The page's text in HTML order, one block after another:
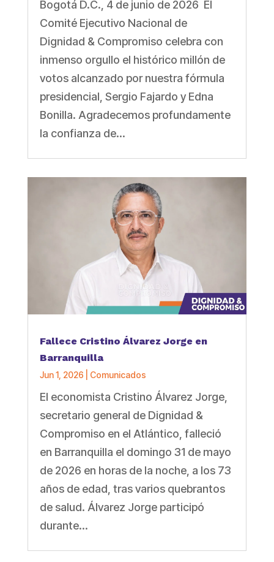
Bogotá D.C., 4 de junio de 2026 El
Comité Ejecutivo Nacional de
Dignidad & Compromiso celebra con
inmenso orgullo el histórico millón de
votos alcanzado por nuestra fórmula
presidencial, Sergio Fajardo y Edna
Bonilla. Agradecemos profundamente
la confianza de...
Fallece Cristino Álvarez Jorge en
Barranquilla
Jun 1, 2026 Comunicados
El economista Cristino Álvarez Jorge,
secretario general de Dignidad &
Compromiso en el Atlántico, falleció
en Barranquilla el domingo 31 de mayo
de 2026 en horas de la noche, a los 73
años de edad, tras varios quebrantos
de salud. Álvarez Jorge participó
durante...